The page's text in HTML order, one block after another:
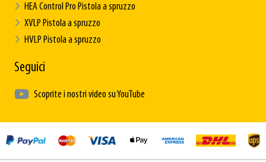
HEA Control Pro Pistola a spruzzo
XVLP Pistola a spruzzo
HVLP Pistola a spruzzo
Seguici
Scoprite i nostri video su YouTube